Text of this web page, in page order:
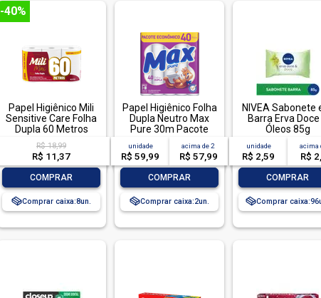
-40%
Papel Higiênico Mili
Sensitive Care Folha
Dupla 60 Metros
Embalagem
Econômica 6
Unidades
R$ 18,99
R$ 11,37
COMPRAR
Comprar caixa:8
Papel Higiênico Folha
Dupla Neutro Max
Pure 30m Pacote
Econômico 40
Unidades
unidade
R$ 59,99
acima de2
R$ 57,99
COMPRAR
Comprar caixa:2
NIVEA Sabonete
Barra Erva Doce
Óleos 85g
unidade
R$ 2,59
acima
R$
COMPRAR
Comprar caixa:96